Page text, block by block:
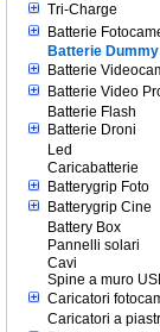
Tri-Charge
Batterie
Batterie Dummy
Batterie
Batterie Video
Batterie Flash
Batterie Droni
Led
Caricabatterie
Batterygrip Foto
Batterygrip Cine
Battery Box
Pannelli solari
Cavi
Spine a muro
Caricatori
Caricatori a